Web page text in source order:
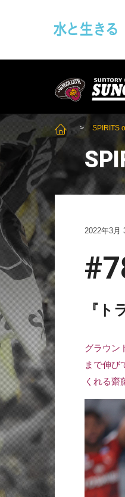
SUNGOLIATH
SPIRITS
2022年3月
『ト
グラウン
まで伸び
くれる齋